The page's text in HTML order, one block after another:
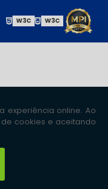
W3C W3C